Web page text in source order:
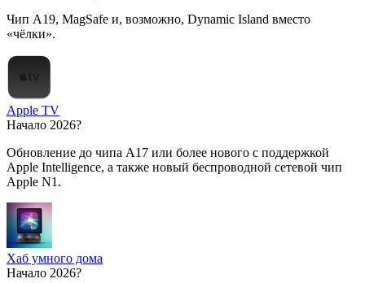
Чип A19, MagSafe и, возможно, Dynamic Island вместо
«чёлки».
Apple TV
Начало 2026?
Обновление до чипа A17 или более нового с поддержкой
Apple Intelligence, а также новый беспроводной сетевой чип
Apple N1.
Хаб умного дома
Начало 2026?